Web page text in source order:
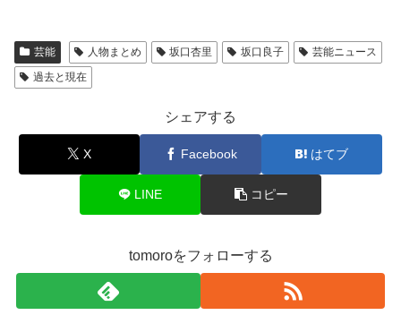
芸能 人物まとめ 坂口杏里 坂口良子
芸能ニュース
過去と現在
シェアする
X Facebook はてブ
LINE コピー
tomoroをフォローする